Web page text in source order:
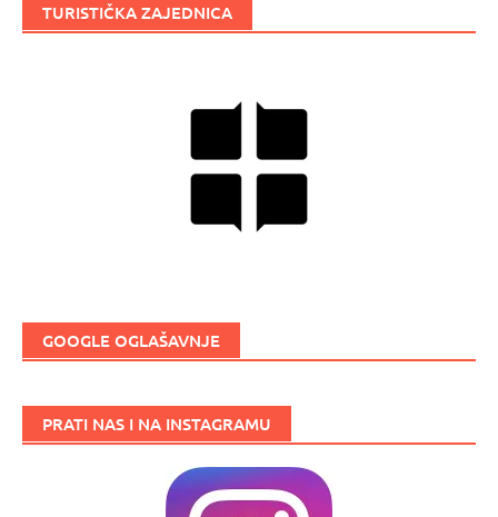
TURISTIČKA ZAJEDNICA
GOOGLE OGLAŠAVNJE
PRATI NAS I NA INSTAGRAMU